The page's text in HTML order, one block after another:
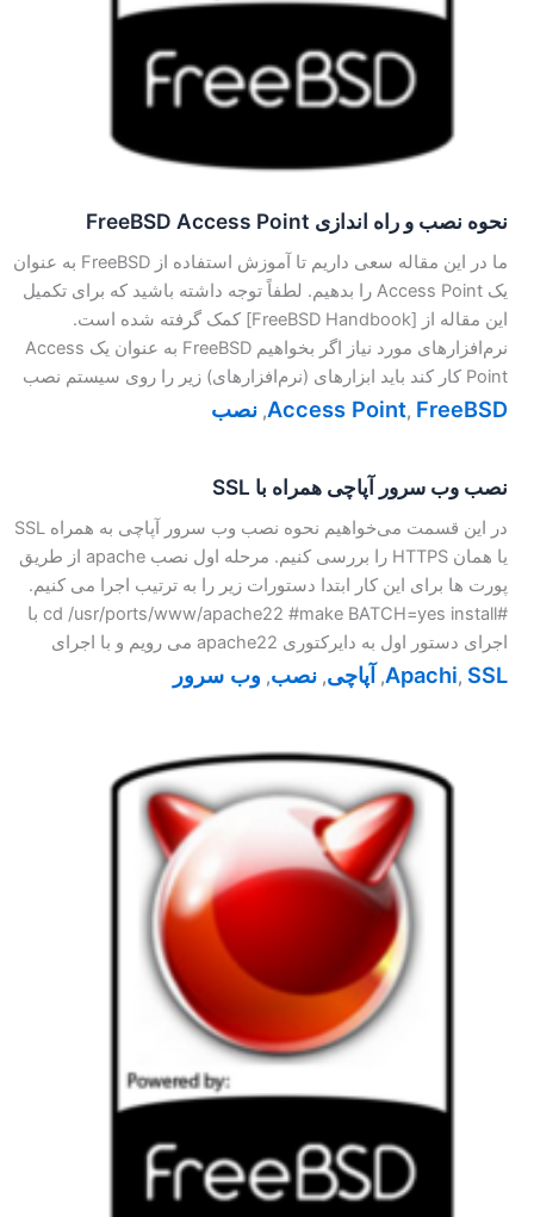
نحوه نصب و راه اندازی FreeBSD Access Point
ما در این مقاله سعی داریم تا آموزش استفاده از FreeBSD به عنوان
یک Access Point را بدهیم. لطفاً توجه داشته باشید که برای تکمیل
این مقاله از [FreeBSD Handbook] کمک گرفته شده است.
نرم‌افزار‌های مورد نیاز اگر بخواهیم FreeBSD به عنوان یک Access
Point کار کند باید ابزارهای (نرم‌افزارهای) زیر را روی سیستم نصب
Access Point, FreeBSD
, نصب
نصب وب سرور آپاچی همراه با SSL
در این قسمت می‌خواهیم نحوه نصب وب سرور آپاچی به همراه SSL
یا همان HTTPS را بررسی کنیم. مرحله اول نصب apache از طریق
پورت ها برای این كار ابتدا دستورات زیر را به ترتیب اجرا می كنیم.
#cd /usr/ports/www/apache22 #make BATCH=yes install با
اجرای دستور اول به دایرکتوری apache22 می رویم و با اجرای
Apachi, SSL
, آپاچی, نصب, وب سرور